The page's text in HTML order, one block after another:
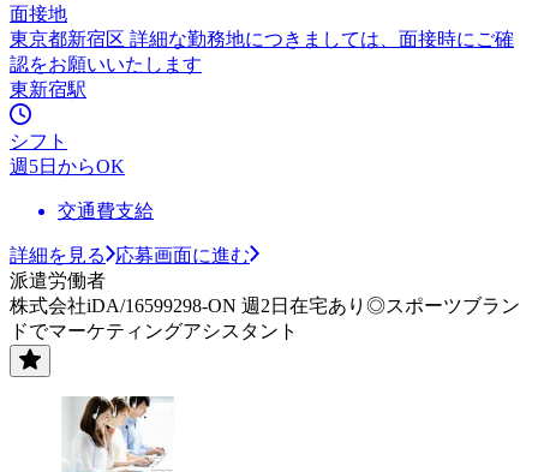
面接地
東京都新宿区 詳細な勤務地につきましては、面接時にご確
認をお願いいたします
東新宿駅
シフト
週5日からOK
交通費支給
詳細を見る
応募画面に進む
派遣労働者
株式会社iDA/16599298-ON 週2日在宅あり◎スポーツブラン
ドでマーケティングアシスタント